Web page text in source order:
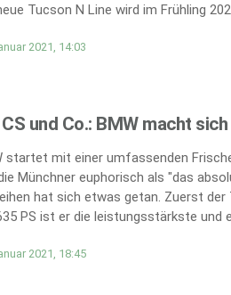
Tucson N Line wird im Frühling
2021, 14:03
und Co.: BMW macht
startet mit einer umfassenden
Münchner euphorisch als "das
hat sich etwas getan. Zuerst
PS ist er die leistungsstärkste und
2021, 18:45